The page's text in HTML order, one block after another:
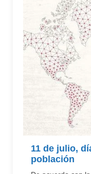
11 de julio,
población